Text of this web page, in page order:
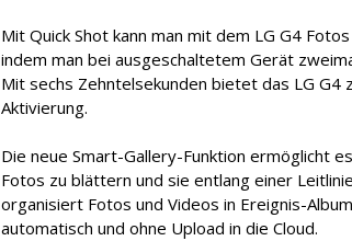
Mit Quick Shot kann man mit dem LG G4
indem man bei ausgeschaltetem Gerät
Mit sechs Zehntelsekunden bietet das LG
Aktivierung.
Die neue Smart-Gallery-Funktion ermöglicht
Fotos zu blättern und sie entlang einer
organisiert Fotos und Videos in Ereignis-
automatisch und ohne Upload in die Cloud.